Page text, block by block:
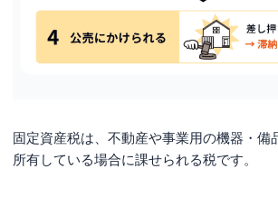
固定資産税は、不動産や事業用の機器・備
所有している場合に課せられる税です。